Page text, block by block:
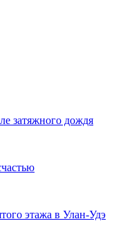
затяжного дождя
этажа в Улан-Удэ